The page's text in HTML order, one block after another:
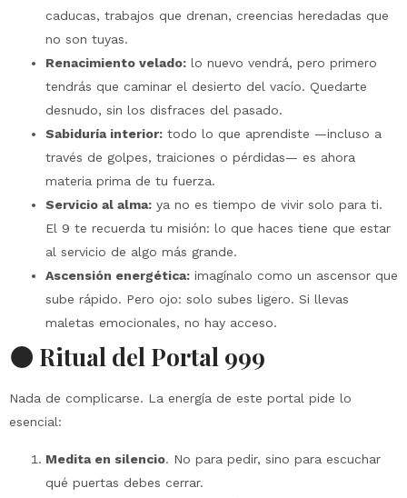
caducas, trabajos que drenan, creencias heredadas que
no son tuyas.
Renacimiento velado: lo nuevo vendrá, pero primero
tendrás que caminar el desierto del vacío. Quedarte
desnudo, sin los disfraces del pasado.
Sabiduría interior: todo lo que aprendiste —incluso a
través de golpes, traiciones o pérdidas— es ahora
materia prima de tu fuerza.
Servicio al alma: ya no es tiempo de vivir solo para ti.
El 9 te recuerda tu misión: lo que haces tiene que estar
al servicio de algo más grande.
Ascensión energética: imagínalo como un ascensor que
sube rápido. Pero ojo: solo subes ligero. Si llevas
maletas emocionales, no hay acceso.
🌑 Ritual del Portal 999
Nada de complicarse. La energía de este portal pide lo
esencial:
Medita en silencio. No para pedir, sino para escuchar
qué puertas debes cerrar.